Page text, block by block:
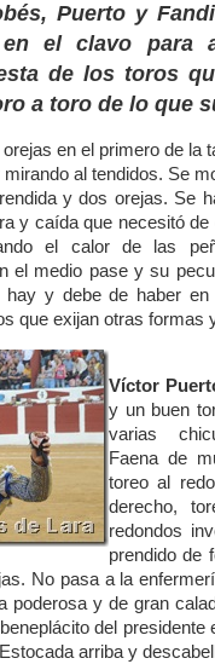
Puerto y
el clavo para
de los toros
a toro de lo que
en el primero de la
al tendidos. Se
y dos orejas. Se
y caída que necesitó
el calor de las
el medio pase y su
y debe de haber
que exijan otras formas
Víctor
y un buen
varias
Faena de
toreo al
derecho,
redondos
prendido de
No pasa a la
poderosa y de gran
del
arriba y